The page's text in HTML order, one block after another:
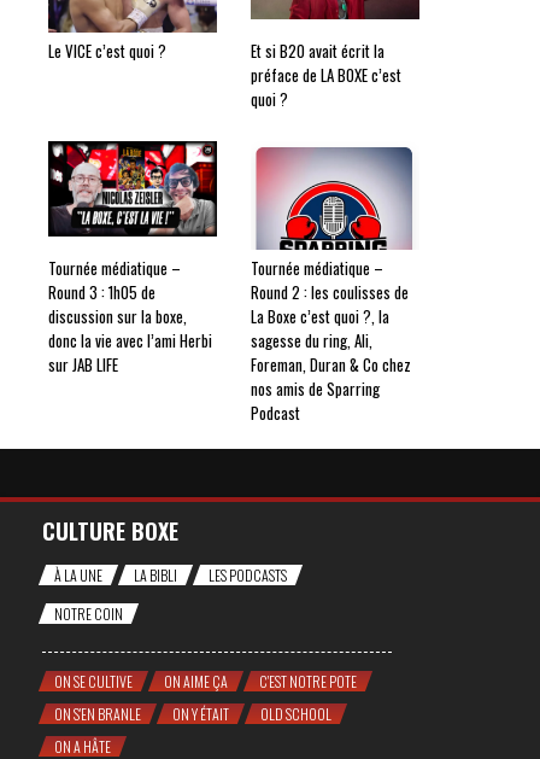
Le VICE c’est quoi ?
Et si B2O avait écrit la
préface de LA BOXE c’est
quoi ?
Tournée médiatique –
Round 3 : 1h05 de
discussion sur la boxe,
donc la vie avec l’ami Herbi
sur JAB LIFE
Tournée médiatique –
Round 2 : les coulisses de
La Boxe c’est quoi ?, la
sagesse du ring, Ali,
Foreman, Duran & Co chez
nos amis de Sparring
Podcast
CULTURE BOXE
À LA UNE LA BIBLI
LES PODCASTS
NOTRE COIN
ON SE CULTIVE ON AIME ÇA
C'EST NOTRE POTE
ON S'EN BRANLE
ON Y ÉTAIT
OLD SCHOOL
ON A HÂTE